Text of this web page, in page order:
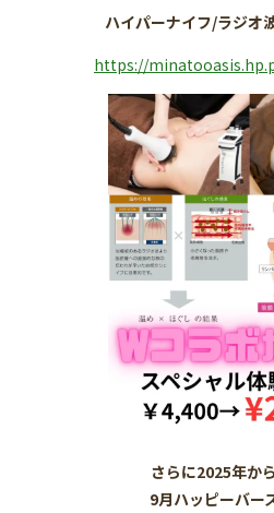
ハイパーナイフ/ラジオ
https://
さらに2025年か
9月ハッピーバー